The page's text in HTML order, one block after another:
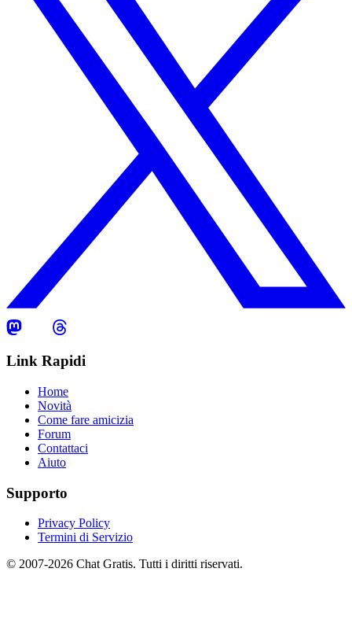
Link Rapidi
Home
Novità
Come fare amicizia
Forum
Contattaci
Aiuto
Supporto
Privacy Policy
Termini di Servizio
© 2007-2026 Chat Gratis. Tutti i diritti riservati.